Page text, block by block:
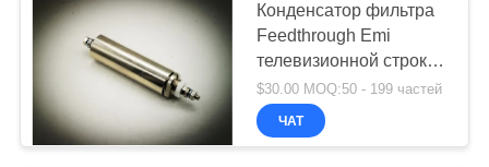
СВЯЗАТЬСЯ
НАМИ
Конденсатор фильтра
Feedthrough Emi
телевизионной строки
с данными телетекста
250VAC 50A для клетки
Фарадея
$30.00 MOQ:50 - 199 частей
ЧАТ